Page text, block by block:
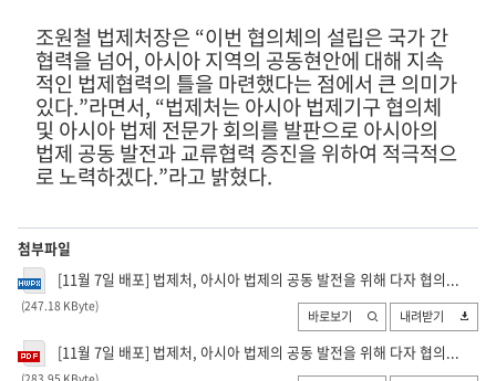
조원철 법제처장은 “이번 협의체의 설립은 국가 간
협력을 넘어, 아시아 지역의 공동현안에 대해 지속
적인 법제협력의 틀을 마련했다는 점에서 큰 의미가
있다.”라면서, “법제처는 아시아 법제기구 협의체
및 아시아 법제 전문가 회의를 발판으로 아시아의
법제 공동 발전과 교류협력 증진을 위하여 적극적으
로 노력하겠다.”라고 밝혔다.
첨부파일
[11월 7일 배포] 법제처, 아시아 법제의 공동 발전을 위해 다자 협의...
(247.18 KByte)
바로보기 내려받기
[11월 7일 배포] 법제처, 아시아 법제의 공동 발전을 위해 다자 협의...